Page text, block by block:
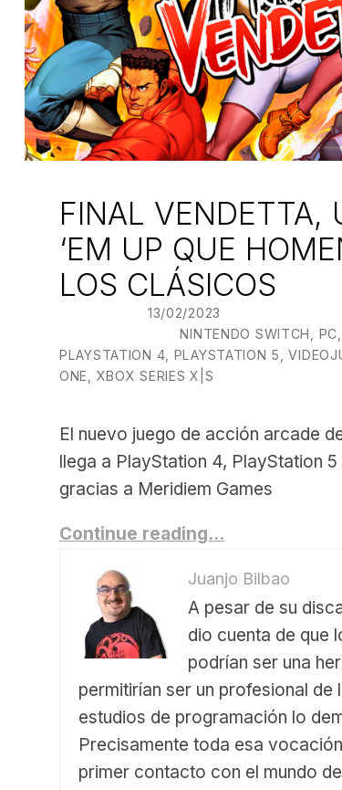
FINAL VENDETTA,
‘EM UP QUE
LOS CLÁSICOS
13/02/2023
NINTENDO SWITCH PC
PLAYSTATION 4 PLAYSTATION 5 ,
ONE
XBOX SERIES X|S
El nuevo juego de acción arcade
llega a PlayStation 4, PlayStation
gracias a Meridiem Games
Continue reading…
Juanjo Bilbao
A pesar de su
dio cuenta de que
podrían ser una
permitirían ser un profesional de
estudios de programación lo
Precisamente toda esa
primer contacto con el mundo